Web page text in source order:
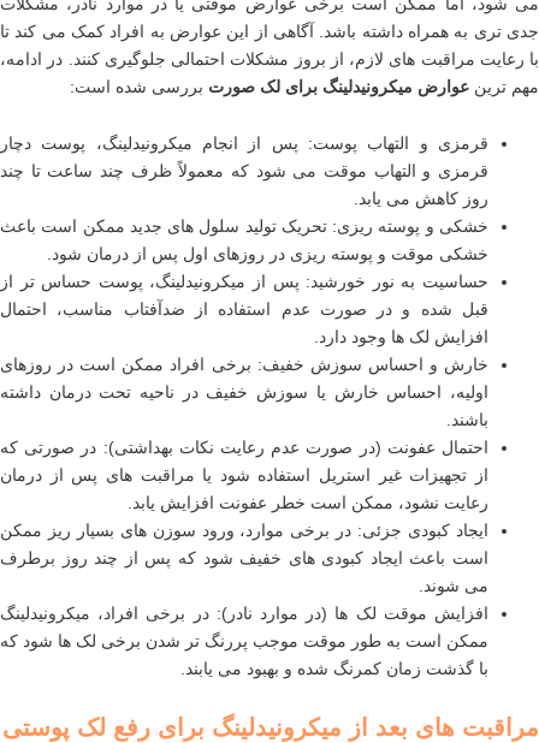
جدی تری به همراه داشته باشد. آگاهی از این عوارض به افراد کمک می کند تا
با رعایت مراقبت های لازم، از بروز مشکلات احتمالی جلوگیری کنند. در ادامه،
مهم ترین عوارض میکرونیدلینگ برای لک صورت بررسی شده است:
قرمزی و التهاب پوست: پس از انجام میکرونیدلینگ، پوست دچار
قرمزی و التهاب موقت می شود که معمولاً ظرف چند ساعت تا چند
روز کاهش می یابد.
خشکی و پوسته ریزی: تحریک تولید سلول های جدید ممکن است باعث
خشکی موقت و پوسته ریزی در روزهای اول پس از درمان شود.
حساسیت به نور خورشید: پس از میکرونیدلینگ، پوست حساس تر از
قبل شده و در صورت عدم استفاده از ضدآفتاب مناسب، احتمال
افزایش لک ها وجود دارد.
خارش و احساس سوزش خفیف: برخی افراد ممکن است در روزهای
اولیه، احساس خارش یا سوزش خفیف در ناحیه تحت درمان داشته
باشند.
احتمال عفونت (در صورت عدم رعایت نکات بهداشتی): در صورتی که
از تجهیزات غیر استریل استفاده شود یا مراقبت های پس از درمان
رعایت نشود، ممکن است خطر عفونت افزایش یابد.
ایجاد کبودی جزئی: در برخی موارد، ورود سوزن های بسیار ریز ممکن
است باعث ایجاد کبودی های خفیف شود که پس از چند روز برطرف
می شوند.
افزایش موقت لک ها (در موارد نادر): در برخی افراد، میکرونیدلینگ
ممکن است به طور موقت موجب پررنگ تر شدن برخی لک ها شود که
با گذشت زمان کمرنگ شده و بهبود می یابند.
مراقبت های بعد از میکرونیدلینگ برای رفع لک پوستی